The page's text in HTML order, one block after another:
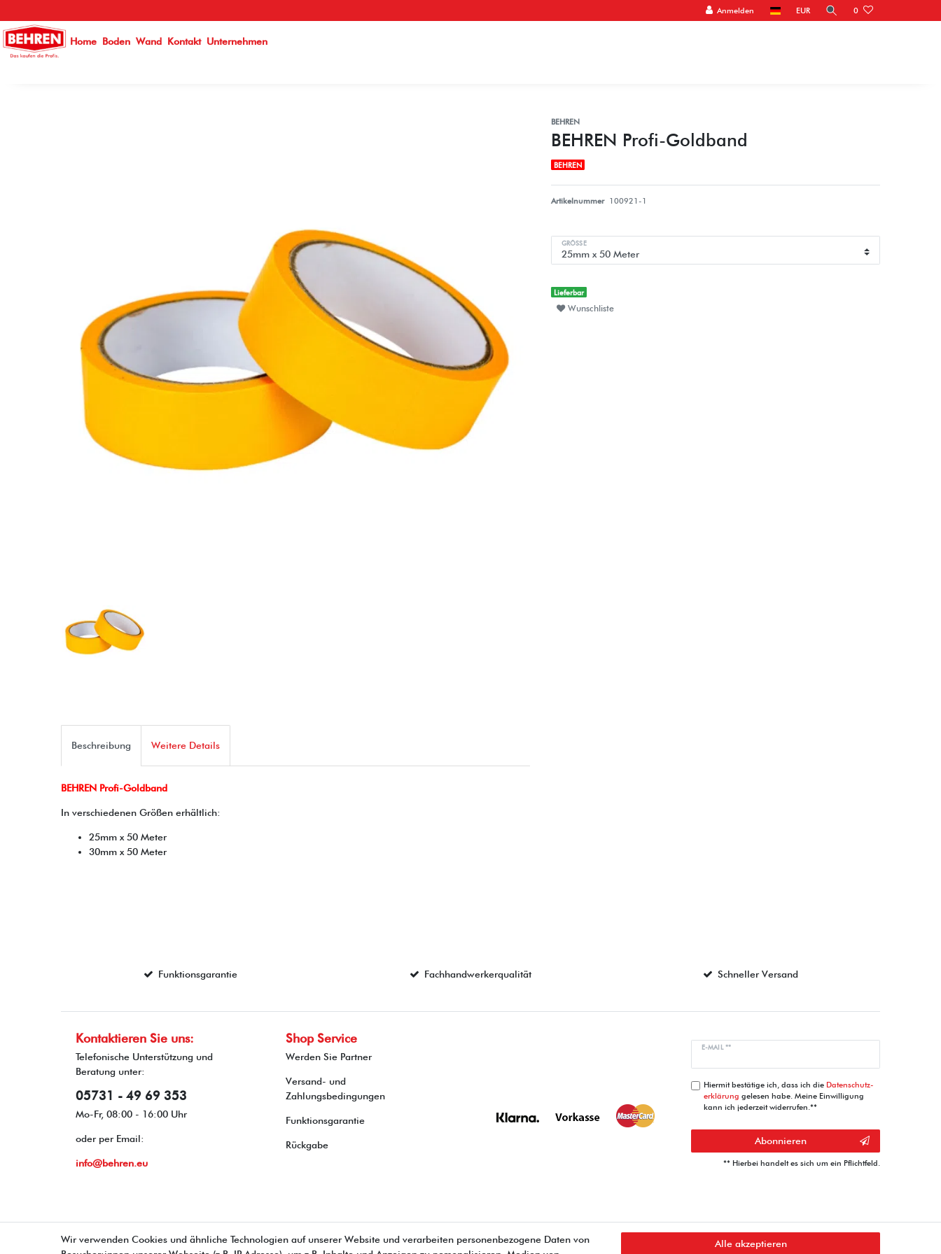
Anmelden EUR 0
Home Boden Wand Kontakt Unternehmen
BEHREN
BEHREN Profi-Goldband
BEHREN
Artikelnummer 100921-1
GRÖSSE
Lieferbar
Wunschliste
Beschreibung Weitere Details
BEHREN Profi-Goldband
In verschiedenen Größen erhältlich:
25mm x 50 Meter
30mm x 50 Meter
Funktionsgarantie Fachhandwerkerqualität Schneller Versand
Kontaktieren Sie uns:
Telefonische Unterstützung und
Beratung unter:
05731 - 49 69 353
Mo-Fr, 08:00 - 16:00 Uhr
oder per Email:
info@behren.eu
Shop Service
Werden Sie Partner
Versand- und
Zahlungsbedingungen
Funktionsgarantie
Rückgabe
E-MAIL **
Hiermit bestätige ich, dass ich die Daten­schutz­
erklärung gelesen habe. Meine Einwilligung
kann ich jederzeit widerrufen.**
Abonnieren
** Hierbei handelt es sich um ein Pflichtfeld.
Wir verwenden Cookies und ähnliche Technologien auf unserer Website und verarbeiten personenbezogene Daten von
Alle akzeptieren